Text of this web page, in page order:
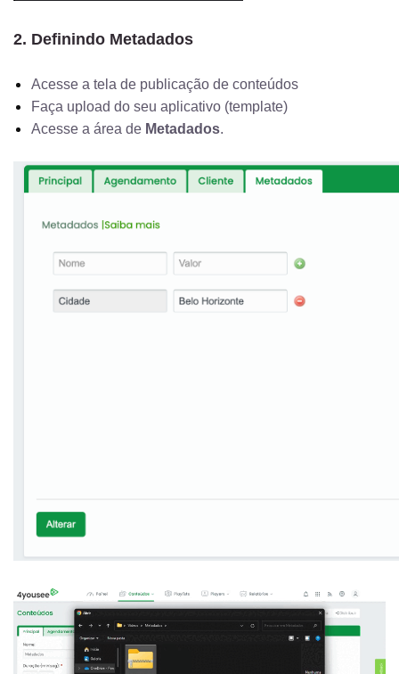
2. Definindo Metadados
Acesse a tela de publicação de conteúdos
Faça upload do seu aplicativo (template)
Acesse a área de Metadados.